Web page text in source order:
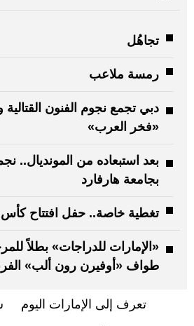
تجاهُل
رمسة ملاعب
دبي تجمع نجوم الفنون
«فخر العرب»
بعد استبعاده من المونديال..
بجامعة هارفارد
تغطية خاصة.. حفل افتتاح كأس
«الإمارات للدراجات» بطلاً
طواف «أوفيرن رون ألب»
تعرف إلى الإمارات اليوم